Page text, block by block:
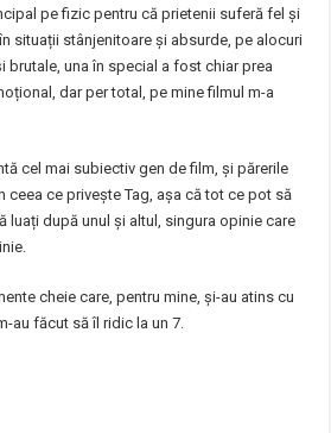
pe fizic pentru că prietenii suferă fel și
situații stânjenitoare și absurde, pe alocuri
brutale, una în special a fost chiar prea
dar per total, pe mine filmul m-a
cel mai subiectiv gen de film, și părerile
ceea ce privește Tag, așa că tot ce pot să
luați după unul și altul, singura opinie care
cheie care, pentru mine, și-au atins cu
au făcut să îl ridic la un 7.